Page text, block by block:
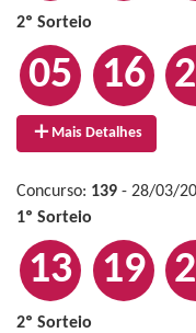
2º Sorteio
05 16
Mais Detalhes
Concurso: 139 - 28/03/
1º Sorteio
13 19
2º Sorteio